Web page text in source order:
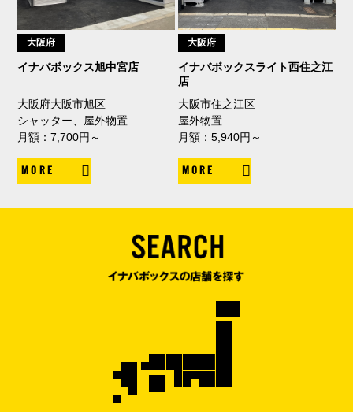
大阪府
イナバボックス旭中宮店
大阪府大阪市旭区
シャッター、屋外物置
月額：7,700円～
MORE
大阪府
イナバボックスライト西住之江
店
大阪市住之江区
屋外物置
月額：5,940円～
MORE